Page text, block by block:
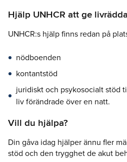
Hjälp UNHCR att ge
UNHCR:s hjälp finns redan på
nödboenden
kontantstöd
juridiskt och psykosocialt stöd
liv förändrade över en natt.
Vill du hjälpa?
Din gåva idag hjälper ännu fler
stöd och den trygghet de akut